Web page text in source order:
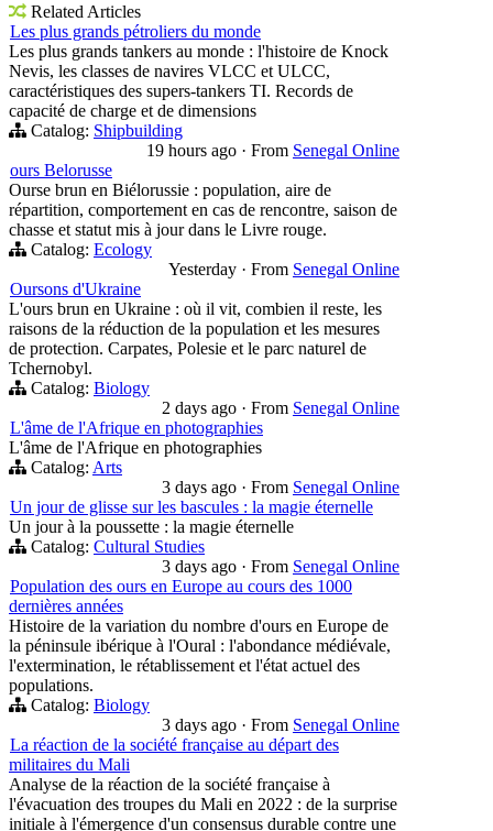
Related Articles
Les plus grands pétroliers du monde
Les plus grands tankers au monde : l'histoire de Knock
Nevis, les classes de navires VLCC et ULCC,
caractéristiques des supers-tankers TI. Records de
capacité de charge et de dimensions
Catalog: Shipbuilding
19 hours ago · From Senegal Online
ours Belorusse
Ourse brun en Biélorussie : population, aire de
répartition, comportement en cas de rencontre, saison de
chasse et statut mis à jour dans le Livre rouge.
Catalog: Ecology
Yesterday · From Senegal Online
Oursons d'Ukraine
L'ours brun en Ukraine : où il vit, combien il reste, les
raisons de la réduction de la population et les mesures
de protection. Carpates, Polesie et le parc naturel de
Tchernobyl.
Catalog: Biology
2 days ago · From Senegal Online
L'âme de l'Afrique en photographies
L'âme de l'Afrique en photographies
Catalog: Arts
3 days ago · From Senegal Online
Un jour de glisse sur les bascules : la magie éternelle
Un jour à la poussette : la magie éternelle
Catalog: Cultural Studies
3 days ago · From Senegal Online
Population des ours en Europe au cours des 1000
dernières années
Histoire de la variation du nombre d'ours en Europe de
la péninsule ibérique à l'Oural : l'abondance médiévale,
l'extermination, le rétablissement et l'état actuel des
populations.
Catalog: Biology
3 days ago · From Senegal Online
La réaction de la société française au départ des
militaires du Mali
Analyse de la réaction de la société française à
l'évacuation des troupes du Mali en 2022 : de la surprise
initiale à l'émergence d'un consensus durable contre une